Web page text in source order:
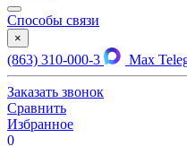
Способы связи
×
(863) 310-000-3 Max
Заказать звонок
Сравнить
Избранное
0